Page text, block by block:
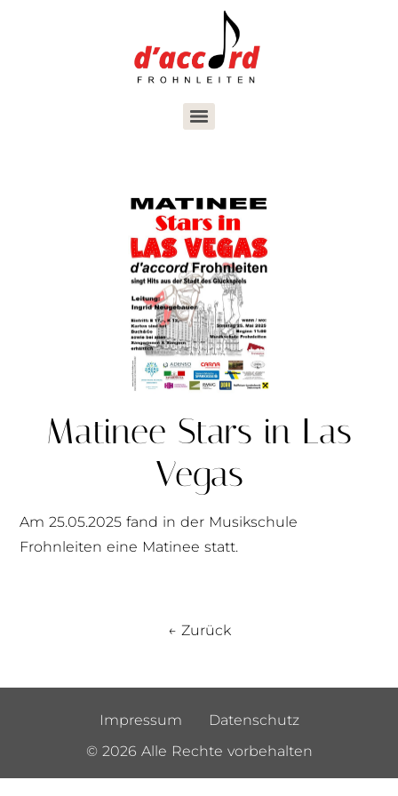
Matinee Stars in Las
Vegas
Am 25.05.2025 fand in der Musikschule
Frohnleiten eine Matinee statt.
← Zurück
Impressum
Datenschutz
© 2026 Alle Rechte vorbehalten